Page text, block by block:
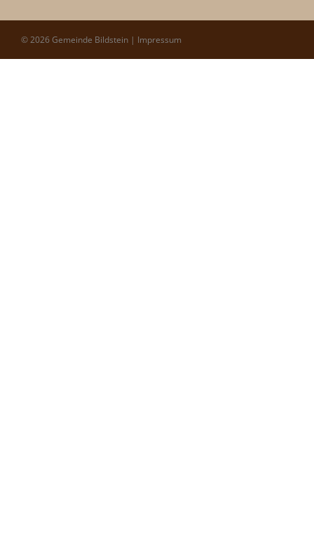
© 2026 Gemeinde Bildstein | Impressum